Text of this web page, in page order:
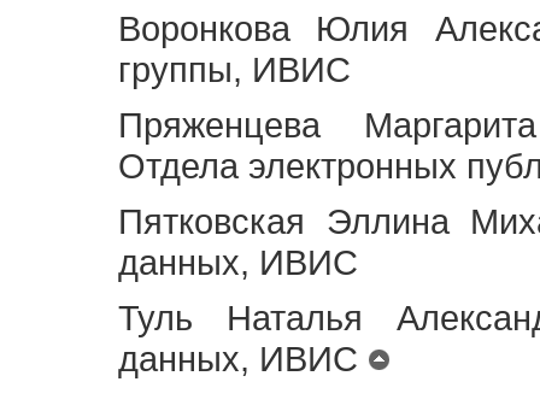
Воронкова Юлия
группы, ИВИС
Пряженцева
Отдела электронных
Пятковская Эллина
данных, ИВИС
Туль Наталья
данных, ИВИС